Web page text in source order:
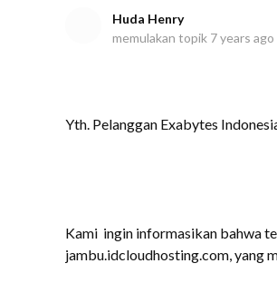
Huda Henry
memulakan topik 7 years ago
Yth. Pelanggan Exabytes
Kami ingin informasikan bahwa
jambu.idcloudhosting.com, yang